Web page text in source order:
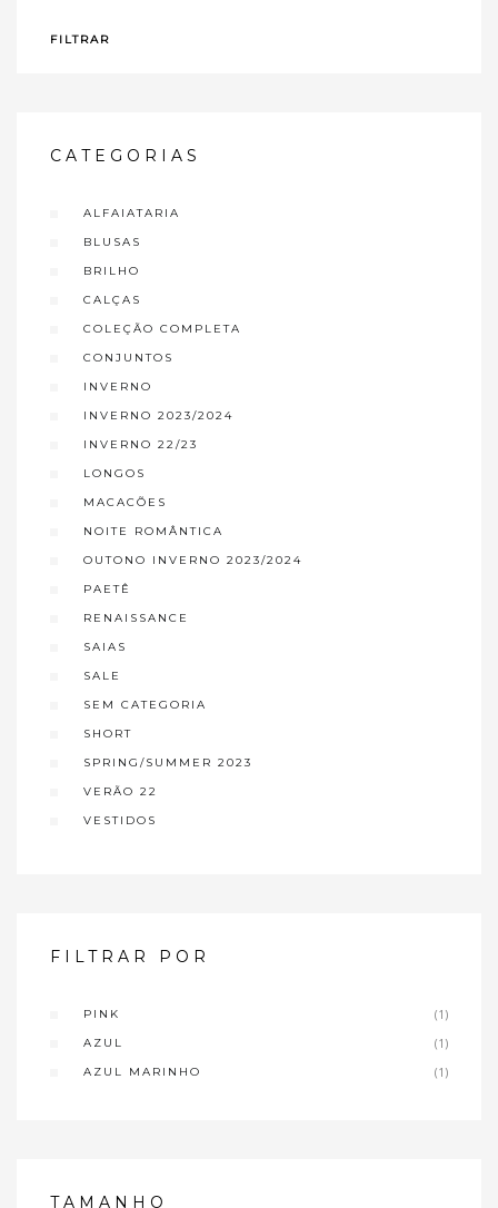
FILTRAR
CATEGORIAS
ALFAIATARIA
BLUSAS
BRILHO
CALÇAS
COLEÇÃO COMPLETA
CONJUNTOS
INVERNO
INVERNO 2023/2024
INVERNO 22/23
LONGOS
MACACÕES
NOITE ROMÂNTICA
OUTONO INVERNO 2023/2024
PAETÊ
RENAISSANCE
SAIAS
SALE
SEM CATEGORIA
SHORT
SPRING/SUMMER 2023
VERÃO 22
VESTIDOS
FILTRAR POR
PINK (1)
AZUL (1)
AZUL MARINHO (1)
TAMANHO